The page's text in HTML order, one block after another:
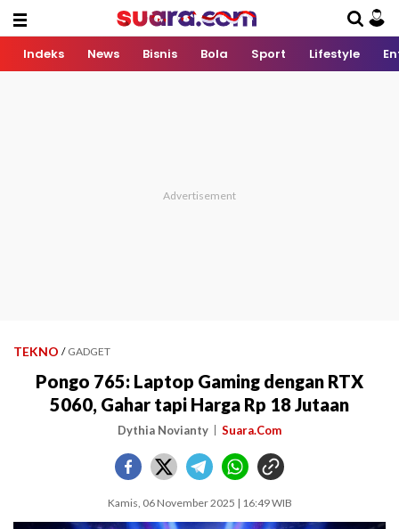
Indeks News Bisnis Bola Sport Lifestyle
TEKNO / GADGET
Pongo 765: Laptop Gaming dengan RTX
5060, Gahar tapi Harga Rp 18 Jutaan
Dythia Novianty Suara.Com
Kamis, 06 November 2025 | 16:49 WIB